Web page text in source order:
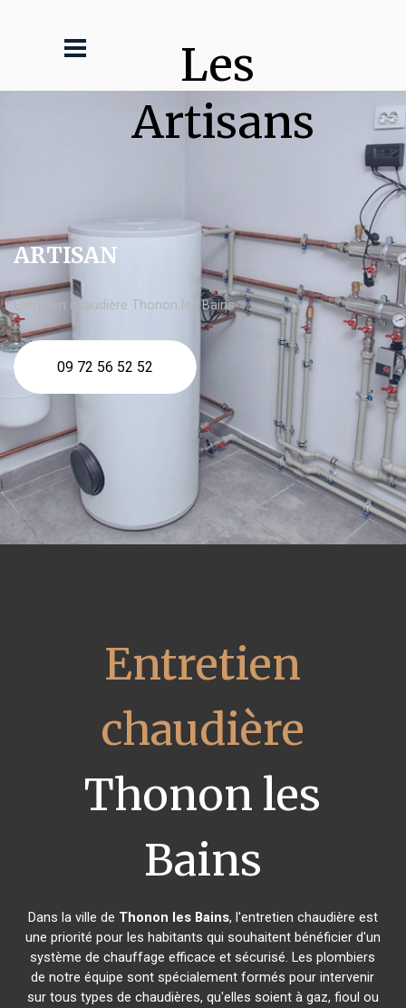
Les
Artisans
ARTISAN
Entretien chaudière Thonon les Bains
09 72 56 52 52
Entretien
chaudière
Thonon les
Bains
Dans la ville de Thonon les Bains, l'entretien chaudière est
une priorité pour les habitants qui souhaitent bénéficier d'un
système de chauffage efficace et sécurisé. Les plombiers
de notre équipe sont spécialement formés pour intervenir
sur tous types de chaudières, qu'elles soient à gaz, fioul ou